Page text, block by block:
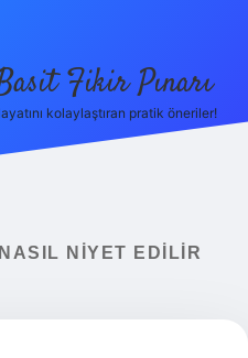
Fikir Pınarı
kolaylaştıran pratik öneriler!
NIYET EDILIR